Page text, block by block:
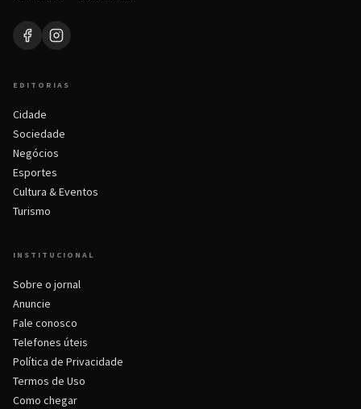
EDITORIAS
Cidade
Sociedade
Negócios
Esportes
Cultura & Eventos
Turismo
INSTITUCIONAL
Sobre o jornal
Anuncie
Fale conosco
Telefones úteis
Política de Privacidade
Termos de Uso
Como chegar